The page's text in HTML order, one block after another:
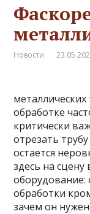
Новости
обработке
критически
отрезать
остается
здесь на
оборудование:
обработки
зачем он